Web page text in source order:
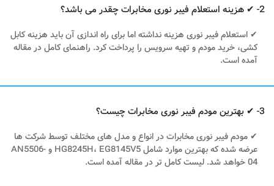
2- ✔ هزینه استعلام فیبر نوری مخابرات چقدر می باشد؟
✔ استعلام فیبر نوری هزینه نداشته اما برای راه اندازی آن باید هزینه کابل
کشی، خرید مودم و تهیه سرویس را پرداخت کرد. راهنمای کامل در مقاله
آمده است.
3- ✔ بهترین مودم فیبر نوری مخابرات چیست؟
✔ مودم فیبر نوری مخابرات در انواع و مدل های مختلف توسط شرکت ها
عرضه شده که بهترین موارد شامل HG8245H، EG8145V5 و AN5506-
04 خواهد شد. لیست کامل تر در مقاله آمده است.